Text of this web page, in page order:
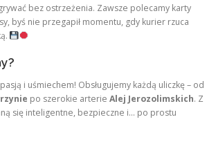
bez ostrzeżenia. Zawsze polecamy karty
byś nie przegapił momentu, gdy kurier rzuca
i uśmiechem! Obsługujemy każdą uliczkę – od
po szerokie arterie Alej Jerozolimskich. Z
się inteligentne, bezpieczne i… po prostu